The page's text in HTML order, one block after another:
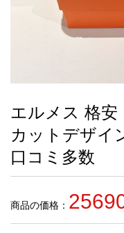
す
す
め
商
エルメス 格安
カットデザイ
口コミ多数
商品の価格：